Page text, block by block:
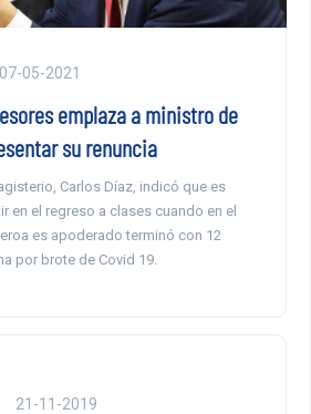
07-05-2021
emplaza a ministro de
su renuncia
Carlos Díaz, indicó que es
en el regreso a clases cuando en el
es apoderado terminó con 12
por brote de Covid 19.
21-11-2019